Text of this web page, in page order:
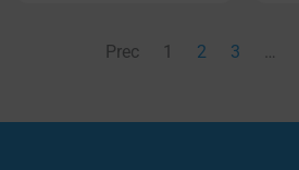
Prec 1 2 3 …